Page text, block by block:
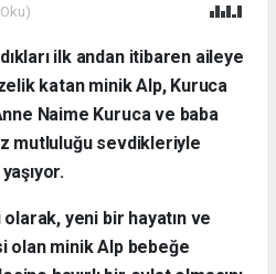
ilk andan itibaren aileye
katan minik Alp, Kuruca
Naime Kuruca ve baba
mutluluğu sevdikleriyle
yeni bir hayatın ve
olan minik Alp bebeğe